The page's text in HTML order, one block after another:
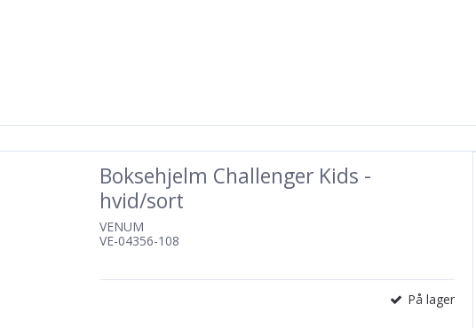
Boksehjelm Challenger Kids -
hvid/sort
VENUM
VE-04356-108
På lager